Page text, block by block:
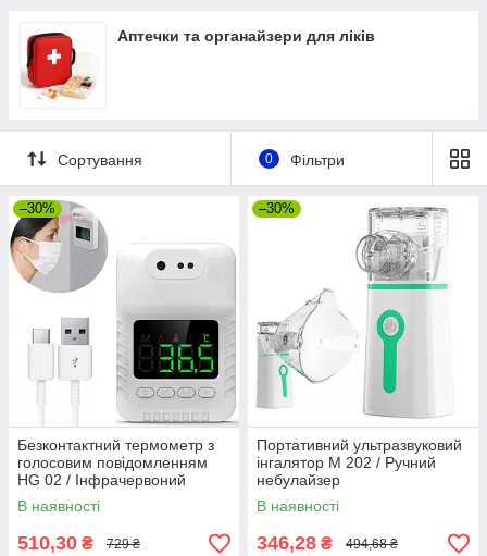
Аптечки та органайзери для ліків
Сортування 0 Фільтри
–30%
Безконтактний термометр з
голосовим повідомленням
HG 02 / Інфрачервоний
стаціонарний термометр
В наявності
510,30 ₴ 729 ₴
–30%
Портативний ультразвуковий
інгалятор M 202 / Ручний
небулайзер
В наявності
346,28 ₴ 494,68 ₴